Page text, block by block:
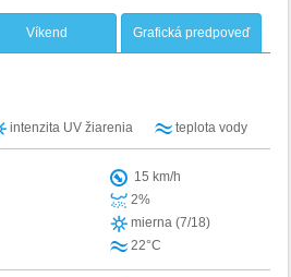
Víkend Grafická predpoveď
intenzita UV žiarenia teplota vody
15 km/h
2%
mierna (7/18)
22°C